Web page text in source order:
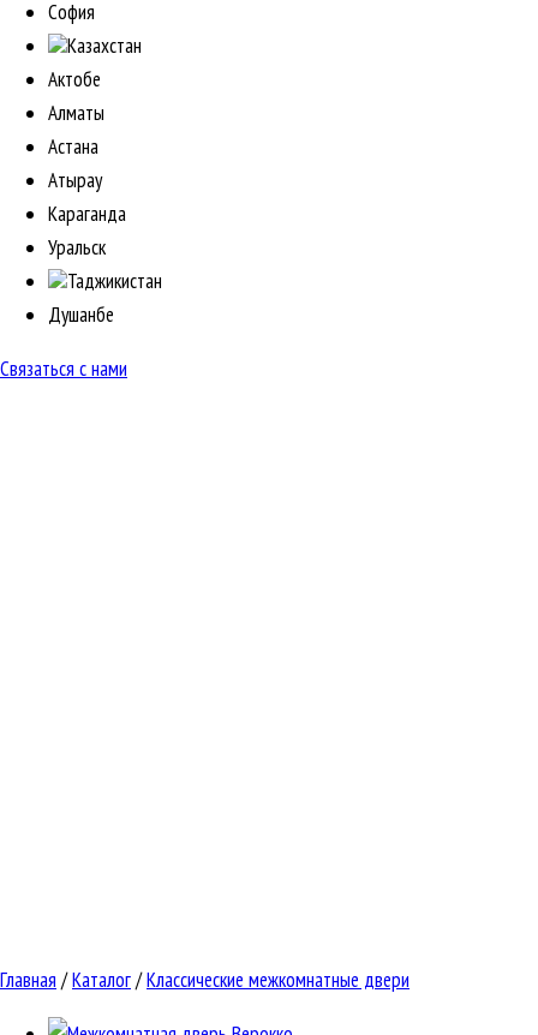
София
Казахстан
Актобе
Алматы
Астана
Атырау
Караганда
Уральск
Таджикистан
Душанбе
Связаться с нами
Главная /Каталог/Классические межкомнатные двери